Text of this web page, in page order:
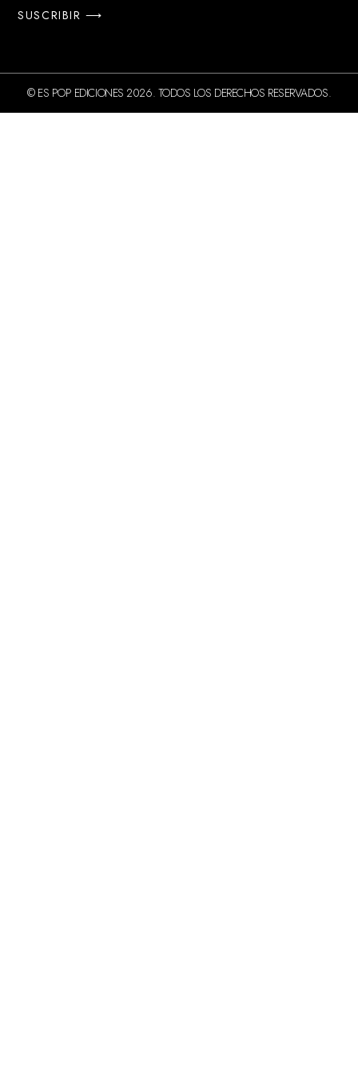
SUSCRIBIR ⟶
© ES POP EDICIONES 2026. TODOS LOS DERECHOS RESERVADOS.